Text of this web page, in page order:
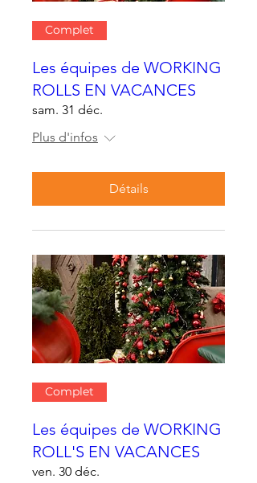
Complet
Les équipes de WORKING
ROLLS EN VACANCES
sam. 31 déc.
Plus d'infos
Détails
Complet
Les équipes de WORKING
ROLL'S EN VACANCES
ven. 30 déc.